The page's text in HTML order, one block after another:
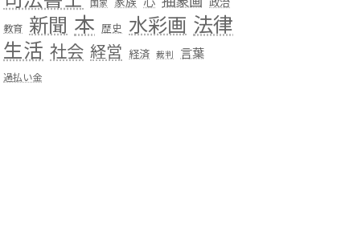
国家
教育 新聞 本 歴史 水彩画 法律
生活 社会 経営 経済 裁判 言葉
過払い金